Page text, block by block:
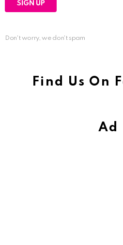
Don't worry, we don't spam
Find Us On
Ad